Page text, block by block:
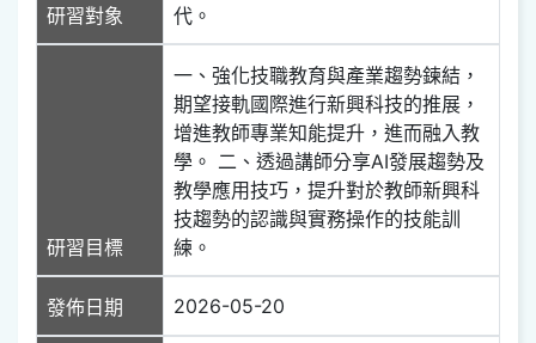
研習對象
代。
研習目標
一、強化技職教育與產業趨勢鍊結，
期望接軌國際進行新興科技的推展，
增進教師專業知能提升，進而融入教
學。 二、透過講師分享AI發展趨勢及
教學應用技巧，提升對於教師新興科
技趨勢的認識與實務操作的技能訓
練。
發佈日期 2026-05-20